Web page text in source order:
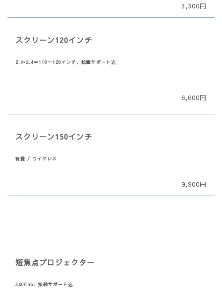
3,300円
スクリーン120インチ
2.4×2.4＝110～120インチ、設置サポート込
6,600円
スクリーン150インチ
有線 / ワイヤレス
9,900円
短焦点プロジェクター
3400lm、接続サポート込